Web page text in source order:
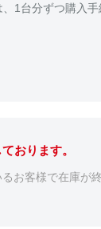
1台分ずつ購入手
おります。
お客様で在庫が